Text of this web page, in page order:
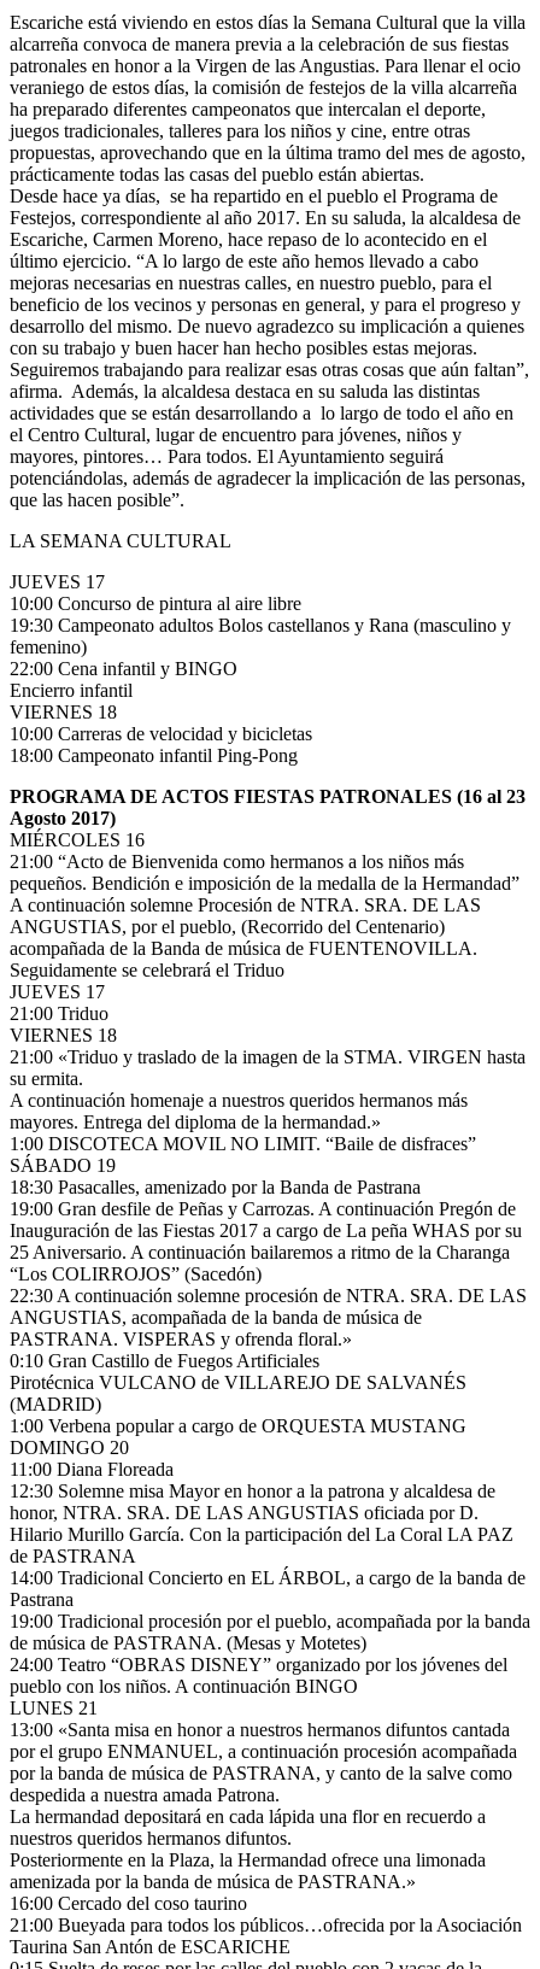
Escariche está viviendo en estos días la Semana Cultural que la villa
alcarreña convoca de manera previa a la celebración de sus fiestas
patronales en honor a la Virgen de las Angustias. Para llenar el ocio
veraniego de estos días, la comisión de festejos de la villa alcarreña
ha preparado diferentes campeonatos que intercalan el deporte,
juegos tradicionales, talleres para los niños y cine, entre otras
propuestas, aprovechando que en la última tramo del mes de agosto,
prácticamente todas las casas del pueblo están abiertas.
Desde hace ya días, se ha repartido en el pueblo el Programa de
Festejos, correspondiente al año 2017. En su saluda, la alcaldesa de
Escariche, Carmen Moreno, hace repaso de lo acontecido en el
último ejercicio. “A lo largo de este año hemos llevado a cabo
mejoras necesarias en nuestras calles, en nuestro pueblo, para el
beneficio de los vecinos y personas en general, y para el progreso y
desarrollo del mismo. De nuevo agradezco su implicación a quienes
con su trabajo y buen hacer han hecho posibles estas mejoras.
Seguiremos trabajando para realizar esas otras cosas que aún faltan”,
afirma. Además, la alcaldesa destaca en su saluda las distintas
actividades que se están desarrollando a lo largo de todo el año en
el Centro Cultural, lugar de encuentro para jóvenes, niños y
mayores, pintores… Para todos. El Ayuntamiento seguirá
potenciándolas, además de agradecer la implicación de las personas,
que las hacen posible”.
LA SEMANA CULTURAL
JUEVES 17
10:00 Concurso de pintura al aire libre
19:30 Campeonato adultos Bolos castellanos y Rana (masculino y
femenino)
22:00 Cena infantil y BINGO
Encierro infantil
VIERNES 18
10:00 Carreras de velocidad y bicicletas
18:00 Campeonato infantil Ping-Pong
PROGRAMA DE ACTOS FIESTAS PATRONALES (16 al 23
Agosto 2017)
MIÉRCOLES 16
21:00 “Acto de Bienvenida como hermanos a los niños más
pequeños. Bendición e imposición de la medalla de la Hermandad”
A continuación solemne Procesión de NTRA. SRA. DE LAS
ANGUSTIAS, por el pueblo, (Recorrido del Centenario)
acompañada de la Banda de música de FUENTENOVILLA.
Seguidamente se celebrará el Triduo
JUEVES 17
21:00 Triduo
VIERNES 18
21:00 «Triduo y traslado de la imagen de la STMA. VIRGEN hasta
su ermita.
A continuación homenaje a nuestros queridos hermanos más
mayores. Entrega del diploma de la hermandad.»
1:00 DISCOTECA MOVIL NO LIMIT. “Baile de disfraces”
SÁBADO 19
18:30 Pasacalles, amenizado por la Banda de Pastrana
19:00 Gran desfile de Peñas y Carrozas. A continuación Pregón de
Inauguración de las Fiestas 2017 a cargo de La peña WHAS por su
25 Aniversario. A continuación bailaremos a ritmo de la Charanga
“Los COLIRROJOS” (Sacedón)
22:30 A continuación solemne procesión de NTRA. SRA. DE LAS
ANGUSTIAS, acompañada de la banda de música de
PASTRANA. VISPERAS y ofrenda floral.»
0:10 Gran Castillo de Fuegos Artificiales
Pirotécnica VULCANO de VILLAREJO DE SALVANÉS
(MADRID)
1:00 Verbena popular a cargo de ORQUESTA MUSTANG
DOMINGO 20
11:00 Diana Floreada
12:30 Solemne misa Mayor en honor a la patrona y alcaldesa de
honor, NTRA. SRA. DE LAS ANGUSTIAS oficiada por D.
Hilario Murillo García. Con la participación del La Coral LA PAZ
de PASTRANA
14:00 Tradicional Concierto en EL ÁRBOL, a cargo de la banda de
Pastrana
19:00 Tradicional procesión por el pueblo, acompañada por la banda
de música de PASTRANA. (Mesas y Motetes)
24:00 Teatro “OBRAS DISNEY” organizado por los jóvenes del
pueblo con los niños. A continuación BINGO
LUNES 21
13:00 «Santa misa en honor a nuestros hermanos difuntos cantada
por el grupo ENMANUEL, a continuación procesión acompañada
por la banda de música de PASTRANA, y canto de la salve como
despedida a nuestra amada Patrona.
La hermandad depositará en cada lápida una flor en recuerdo a
nuestros queridos hermanos difuntos.
Posteriormente en la Plaza, la Hermandad ofrece una limonada
amenizada por la banda de música de PASTRANA.»
16:00 Cercado del coso taurino
21:00 Bueyada para todos los públicos…ofrecida por la Asociación
Taurina San Antón de ESCARICHE